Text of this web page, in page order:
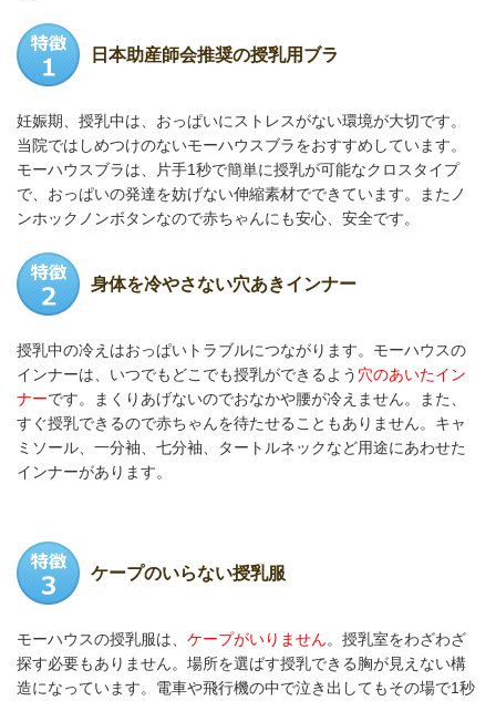
日本助産師会推奨の授乳用ブラ
妊娠期、授乳中は、おっぱいにストレスがない環境が大切です。
当院ではしめつけのないモーハウスブラをおすすめしています。
モーハウスブラは、片手1秒で簡単に授乳が可能なクロスタイプ
で、おっぱいの発達を妨げない伸縮素材でできています。またノ
ンホックノンボタンなので赤ちゃんにも安心、安全です。
身体を冷やさない穴あきインナー
授乳中の冷えはおっぱいトラブルにつながります。モーハウスの
インナーは、いつでもどこでも授乳ができるよう 穴のあいたイン
ナーです。まくりあげないのでおなかや腰が冷えません。また、
すぐ授乳できるので赤ちゃんを待たせることもありません。キャ
ミソール、一分袖、七分袖、タートルネックなど用途にあわせた
インナーがあります。
ケープのいらない授乳服
モーハウスの授乳服は、 ケープがいりません。授乳室をわざわざ
探す必要もありません。場所を選ばす授乳できる胸が見えない構
造になっています。電車や飛行機の中で泣き出してもその場で1秒